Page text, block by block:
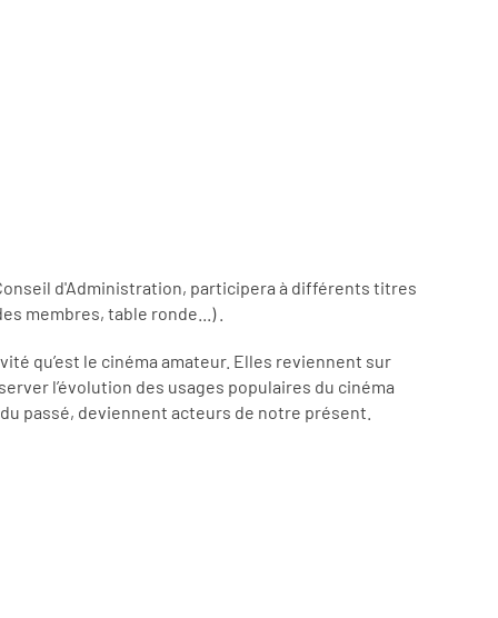
d'Administration, participera à différents titres
membres, table ronde...) .
qu’est le cinéma amateur. Elles reviennent sur
l’évolution des usages populaires du cinéma
passé, deviennent acteurs de notre présent.